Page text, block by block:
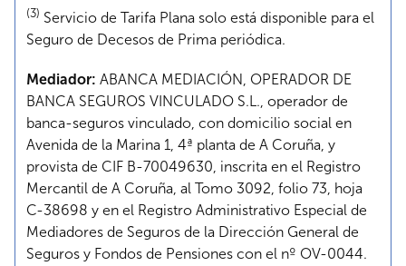
(3) Servicio de Tarifa Plana solo está disponible para el
Seguro de Decesos de Prima periódica.
Mediador: ABANCA MEDIACIÓN, OPERADOR DE
BANCA SEGUROS VINCULADO S.L., operador de
banca-seguros vinculado, con domicilio social en
Avenida de la Marina 1, 4ª planta de A Coruña, y
provista de CIF B-70049630, inscrita en el Registro
Mercantil de A Coruña, al Tomo 3092, folio 73, hoja
C-38698 y en el Registro Administrativo Especial de
Mediadores de Seguros de la Dirección General de
Seguros y Fondos de Pensiones con el nº OV-0044.